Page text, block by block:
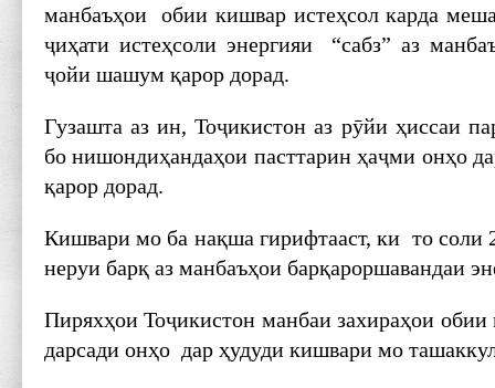
манбаъҳои обии кишвар истеҳсол карда
ҷиҳати истеҳсоли энергияи “сабз” аз
ҷойи шашум қарор дорад.
Гузашта аз ин, Тоҷикистон аз рӯйи ҳиссаи
бо нишондиҳандаҳои пасттарин ҳаҷми онҳо
қарор дорад.
Кишвари мо ба нақша гирифтааст, ки то соли
неруи барқ аз манбаъҳои барқароршавандаи
Пиряхҳои Тоҷикистон манбаи захираҳои
дарсади онҳо дар ҳудуди кишвари мо